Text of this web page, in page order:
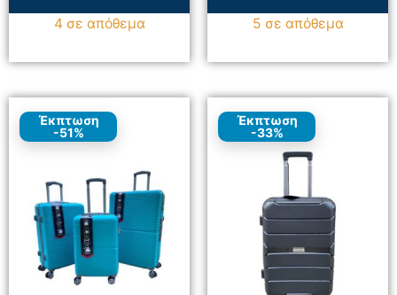
4 σε απόθεμα 5 σε απόθεμα
Έκπτωση
-51%
Έκπτωση
-33%